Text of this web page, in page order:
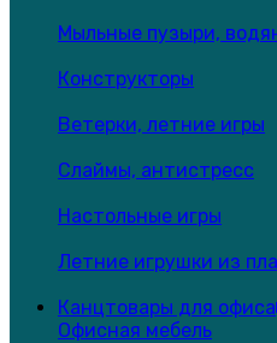
Мыльные пузыри,
Конструкторы
Ветерки, летние игры
Слаймы, антистресс
Настольные игры
Летние игрушки из
Канцтовары для офиса
Офисная мебель